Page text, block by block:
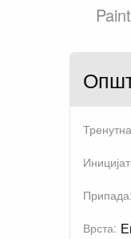
Припада:
Врста: